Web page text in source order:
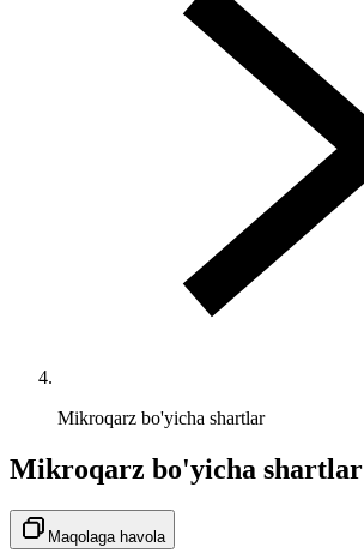
Mikroqarz bo'yicha shartlar
Mikroqarz bo'yicha shartlar
Maqolaga havola